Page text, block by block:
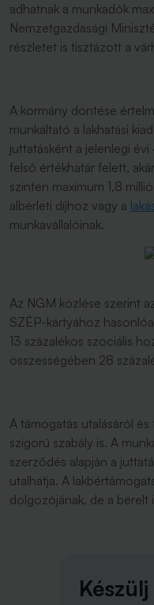
adhatnak a munkadók
Nemzetgazdasági
részletet is tisztázott a
A kormány döntése
munkáltató a lakhatási
juttatásként a jelenlegi
felső értékhatár felett,
szinten maximum 1,8
albérleti díjhoz vagy a
munkavállalóinak.
Az NGM közlése szerint
SZÉP-kártyához
13 százalékos szociális
összességében 28
A támogatás utalásáról
szigorú szabály is. A
szerződés alapján a
utalhatja. A
dolgozójának, de a bérelt